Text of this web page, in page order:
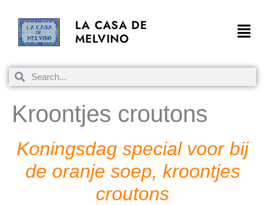
LA CASA DE
MELVINO
Kroontjes croutons
Koningsdag special voor bij
de oranje soep, kroontjes
croutons